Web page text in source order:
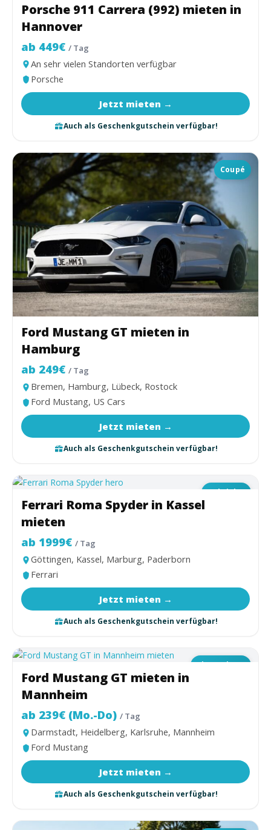
Porsche 911 Carrera (992) mieten in
Hannover
ab 449€ / Tag
An sehr vielen Standorten verfügbar
Porsche
Jetzt mieten →
Auch als Geschenkgutschein verfügbar!
Coupé
Ford Mustang GT mieten in
Hamburg
ab 249€ / Tag
Bremen, Hamburg, Lübeck, Rostock
Ford Mustang, US Cars
Jetzt mieten →
Auch als Geschenkgutschein verfügbar!
Cabriolet
Ferrari Roma Spyder in Kassel
mieten
ab 1999€ / Tag
Göttingen, Kassel, Marburg, Paderborn
Ferrari
Jetzt mieten →
Auch als Geschenkgutschein verfügbar!
Ab 18 Jahren
Ford Mustang GT mieten in
Mannheim
ab 239€ (Mo.-Do) / Tag
Darmstadt, Heidelberg, Karlsruhe, Mannheim
Ford Mustang
Jetzt mieten →
Auch als Geschenkgutschein verfügbar!